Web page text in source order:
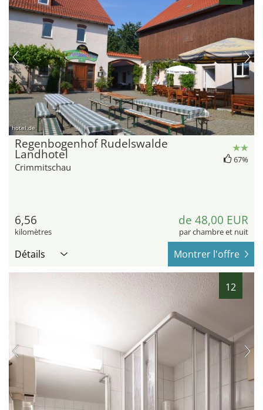
hotel.de
Regenbogenhof Rudelswalde
Landhotel
Crimmitschau
67%
6,56
kilomètres
de 48,00 EUR
par chambre et nuit
Détails Montrer l'offre
12